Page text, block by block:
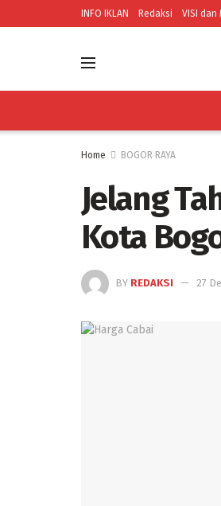
INFO IKLAN Redaksi VISI dan
Home BOGOR RAYA
Jelang
Kota
BY REDAKSI 27